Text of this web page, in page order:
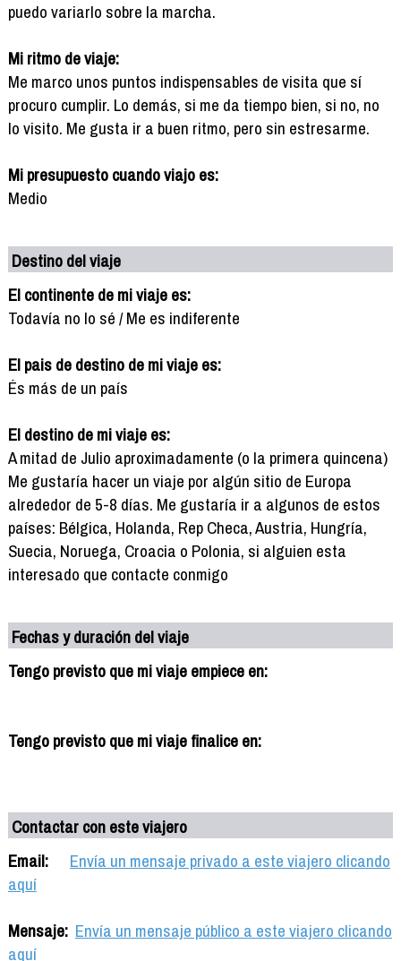
puedo variarlo sobre la marcha.
Mi ritmo de viaje:
Me marco unos puntos indispensables de visita que sí
procuro cumplir. Lo demás, si me da tiempo bien, si no, no
lo visito. Me gusta ir a buen ritmo, pero sin estresarme.
Mi presupuesto cuando viajo es:
Medio
Destino del viaje
El continente de mi viaje es:
Todavía no lo sé / Me es indiferente
El pais de destino de mi viaje es:
És más de un país
El destino de mi viaje es:
A mitad de Julio aproximadamente (o la primera quincena)
Me gustaría hacer un viaje por algún sitio de Europa
alrededor de 5-8 días. Me gustaría ir a algunos de estos
países: Bélgica, Holanda, Rep Checa, Austria, Hungría,
Suecia, Noruega, Croacia o Polonia, si alguien esta
interesado que contacte conmigo
Fechas y duración del viaje
Tengo previsto que mi viaje empiece en:
Tengo previsto que mi viaje finalice en:
Contactar con este viajero
Email:
Envía un mensaje privado a este viajero clicando
aquí
Mensaje: Envía un mensaje público a este viajero clicando
aquí